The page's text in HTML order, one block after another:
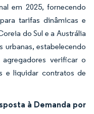
em 2025, fornecendo
tarifas dinâmicas e
do Sul e a Austrália
urbanas, estabelecendo
verificar o
e liquidar contratos de
à Demanda por